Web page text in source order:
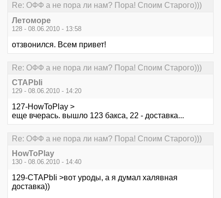
Re: ОФФ а не пора ли нам? Пора! Споим Старого)))
Летоморе
128 - 08.06.2010 - 13:58
отзвонился. Всем привет!
Re: ОФФ а не пора ли нам? Пора! Споим Старого)))
CTAPbIi
129 - 08.06.2010 - 14:20
127-HowToPlay >
еще вчерась. вышло 123 бакса, 22 - доставка...
Re: ОФФ а не пора ли нам? Пора! Споим Старого)))
HowToPlay
130 - 08.06.2010 - 14:40
129-CTAPbIi >вот уроды, а я думал халявная
доставка))